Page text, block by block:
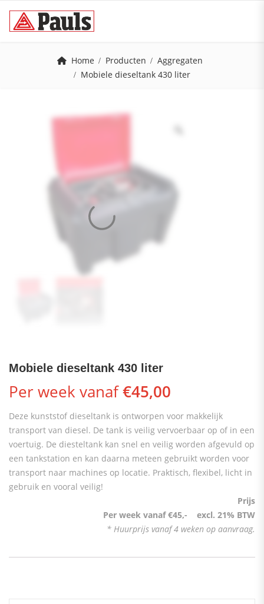
Home Producten
Aggregaten
Mobiele dieseltank 430 liter
Mobiele dieseltank 430 liter
Per week vanaf€45,00
Deze kunststof dieseltank is ontworpen voor makkelijk
transport van diesel. De tank is veilig vervoerbaar op of in een
voertuig. De diesteltank kan snel en veilig worden afgevuld op
een tankstation en kan daarna meteen gebruikt worden voor
transport naar machines op locatie. Praktisch, flexibel, licht in
gebruik en vooral veilig!
Prijs
Per week vanaf €45,- excl. 21% BTW
* Huurprijs vanaf 4 weken op aanvraag.